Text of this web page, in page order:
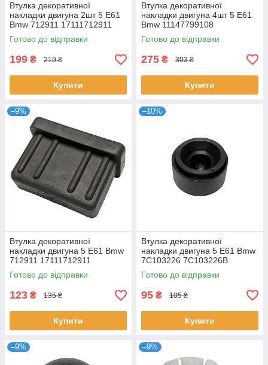
Втулка декоративної
накладки двигуна 2шт 5 E61
Bmw 712911 17111712911
Готово до відправки
199 ₴ 219 ₴
Купити
Втулка декоративної
накладки двигуна 4шт 5 E61
Bmw 11147799108
03L103184 13717588501
7C103226
Готово до відправки
275 ₴ 303 ₴
Купити
–9%
Втулка декоративної
накладки двигуна 5 E61 Bmw
712911 17111712911
Готово до відправки
123 ₴ 135 ₴
Купити
–10%
Втулка декоративної
накладки двигуна 5 E61 Bmw
7C103226 7C103226B
03L103184
Готово до відправки
95 ₴ 105 ₴
Купити
–9% –9%